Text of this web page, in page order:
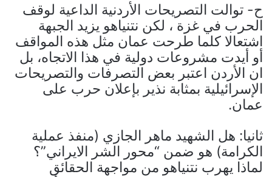
ح‌- توالت التصريحات الأردنية الداعية لوقف
الحرب في غزة ، لكن نتنياهو يزيد الجبهة
اشتعالا كلما طرحت عمان مثل هذه المواقف
أو أيدت مشروعات دولية في هذا الاتجاه، بل
ان الأردن اعتبر بعض التصرفات والتصريحات
الإسرائيلية بمثابة نذير بإعلان حرب على
عمان.
ثانيا: هل الشهيد ماهر الجازي (منفذ عملية
الكرامة) هو ضمن “محور الشر الايراني”؟
لماذا يهرب نتنياهو من مواجهة الحقائق